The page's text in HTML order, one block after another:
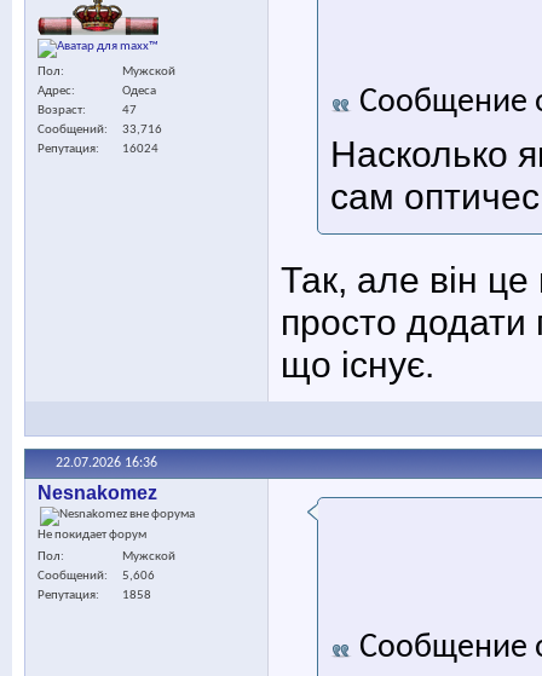
Пол
Мужской
Адрес
Одеса
Возраст
47
Сообщений
33,716
Репутация
16024
Сообщение
Насколько
сам
Так, але він
просто додати
що існує.
22.07.2026 16:36
Nesnakomez
Не покидает форум
Пол
Мужской
Сообщений
5,606
Репутация
1858
Сообщение